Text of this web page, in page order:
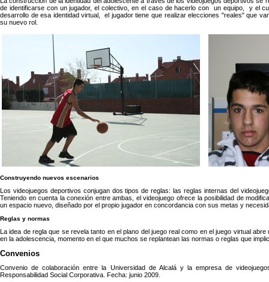
de identificarse con un jugador, el colectivo, en el caso de hacerlo con un equipo, y el
desarrollo de esa identidad virtual, el jugador tiene que realizar elecciones "reales" que
su nuevo rol.
Construyendo nuevos escenarios
Los videojuegos deportivos conjugan dos tipos de reglas: las reglas internas del
Teniendo en cuenta la conexión entre ambas, el videojuego ofrece la posibilidad de
un espacio nuevo, diseñado por el propio jugador en concordancia con sus metas y
Reglas y normas
La idea de regla que se revela tanto en el plano del juego real como en el juego virtual
en la adolescencia, momento en el que muchos se replantean las normas o reglas que
Convenios
Convenio de colaboración entre la Universidad de Alcalá y la empresa de
Responsabilidad Social Corporativa. Fecha: junio 2009.